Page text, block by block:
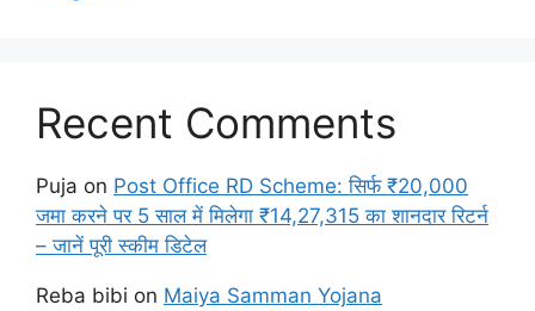
Recent Comments
Puja on Post Office RD Scheme: सिर्फ ₹20,000
जमा करने पर 5 साल में मिलेगा ₹14,27,315 का शानदार रिटर्न
– जानें पूरी स्कीम डिटेल
Reba bibi on Maiya Samman Yojana